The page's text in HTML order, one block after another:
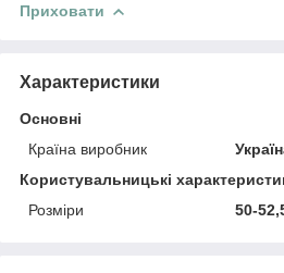
Приховати
Характеристики
Основні
Країна виробник
Користувальницькі
Розміри
50-